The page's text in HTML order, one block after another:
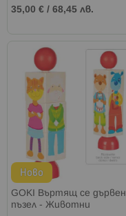
35,00 € / 68,45 лв.
Ново
GOKI Въртящ се дървен
пъзел - Животни